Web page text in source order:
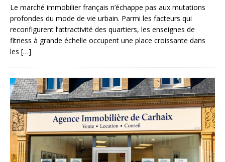
Le marché immobilier français n’échappe pas aux mutations
profondes du mode de vie urbain. Parmi les facteurs qui
reconfigurent l’attractivité des quartiers, les enseignes de
fitness à grande échelle occupent une place croissante dans
les […]